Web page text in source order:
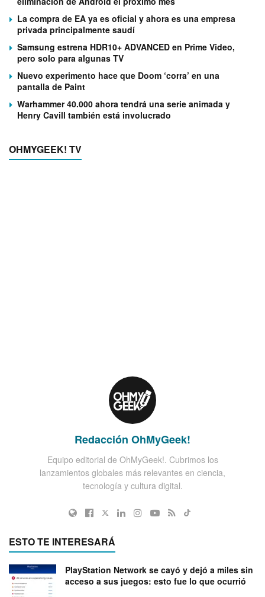
La compra de EA ya es oficial y ahora es una empresa
privada principalmente saudí
Samsung estrena HDR10+ ADVANCED en Prime Video,
pero solo para algunas TV
Nuevo experimento hace que Doom ‘corra’ en una
pantalla de Paint
Warhammer 40.000 ahora tendrá una serie animada y
Henry Cavill también está involucrado
OHMYGEEK! TV
Redacción OhMyGeek!
Equipo editorial de OhMyGeek!. Cubrimos los
lanzamientos globales más relevantes en ciencia,
tecnología y cultura digital.
ESTO TE INTERESARÁ
PlayStation Network se cayó y dejó a miles sin
acceso a sus juegos: esto fue lo que ocurrió